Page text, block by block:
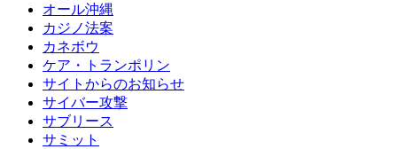
オール沖縄
カジノ法案
カネボウ
ケア・トランポリン
サイトからのお知らせ
サイバー攻撃
サブリース
サミット